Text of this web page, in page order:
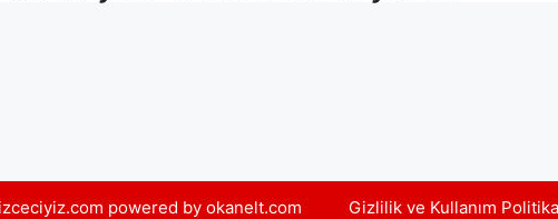
Gizlilik ve Kullanım
powered by okanelt.com